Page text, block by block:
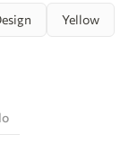
Yellow